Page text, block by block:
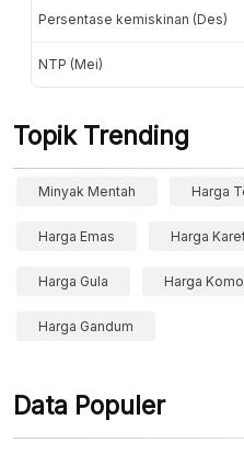
Persentase kemiskinan (Des)
NTP (Mei)
Topik Trending
Minyak Mentah Harga
Harga Emas Harga
Harga Gula Harga
Harga Gandum
Data Populer